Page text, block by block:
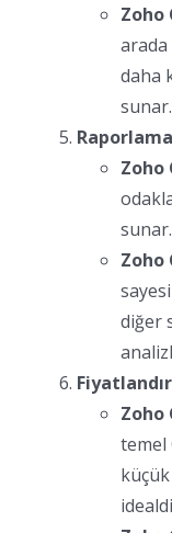
Zoho
arada
daha
sunar.
Zoho
sunar.
Zoho
diğer
Zoho
temel